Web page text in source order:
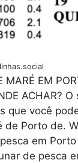
MARÉ EM
ACHAR?
que você
de Porto de.
em
de pesca